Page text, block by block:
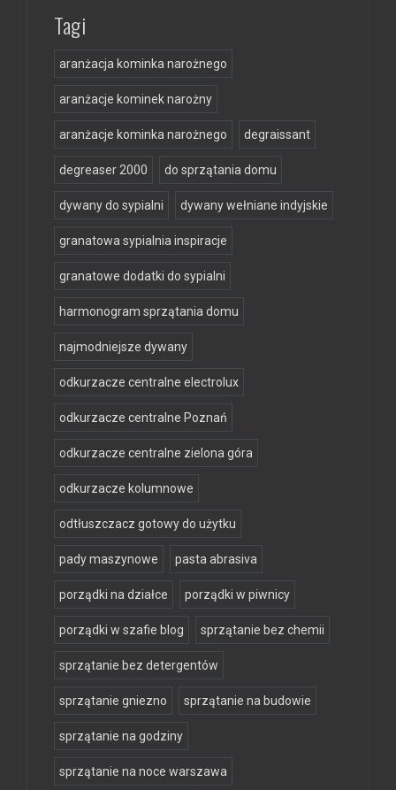
Tagi
aranżacja kominka narożnego
aranżacje kominek narożny
aranżacje kominka narożnego degraissant
degreaser 2000 do sprzątania domu
dywany do sypialni dywany wełniane indyjskie
granatowa sypialnia inspiracje
granatowe dodatki do sypialni
harmonogram sprzątania domu
najmodniejsze dywany
odkurzacze centralne electrolux
odkurzacze centralne Poznań
odkurzacze centralne zielona góra
odkurzacze kolumnowe
odtłuszczacz gotowy do użytku
pady maszynowe pasta abrasiva
porządki na działce porządki w piwnicy
porządki w szafie blog sprzątanie bez chemii
sprzątanie bez detergentów
sprzątanie gniezno sprzątanie na budowie
sprzątanie na godziny
sprzątanie na noce warszawa